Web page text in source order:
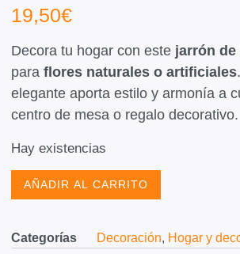
19,50€
Decora tu hogar con este jarrón de
para flores naturales o artificiales
elegante aporta estilo y armonía a
centro de mesa o regalo decorativo.
Hay existencias
AÑADIR AL CARRITO
Categorías Decoración, Hogar y